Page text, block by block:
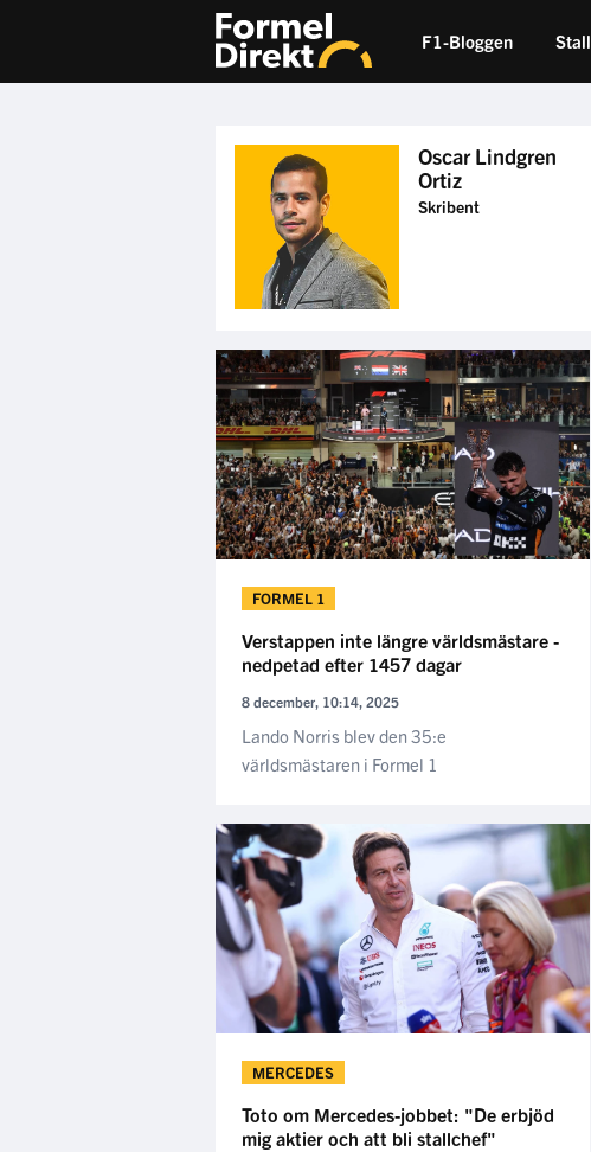
F1-Bloggen Stall
Oscar Lindgren
Ortiz
Skribent
FORMEL 1
Verstappen inte längre världsmästare -
nedpetad efter 1457 dagar
8 december, 10:14, 2025
Lando Norris blev den 35:e
världsmästaren i Formel 1
MERCEDES
Toto om Mercedes-jobbet: "De erbjöd
mig aktier och att bli stallchef"